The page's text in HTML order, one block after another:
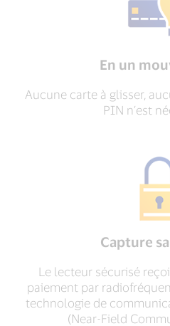
En un
Aucune carte à glisser,
PIN n’est
Capture
Le lecteur sécurisé
paiement par
technologie de
(Near-Field